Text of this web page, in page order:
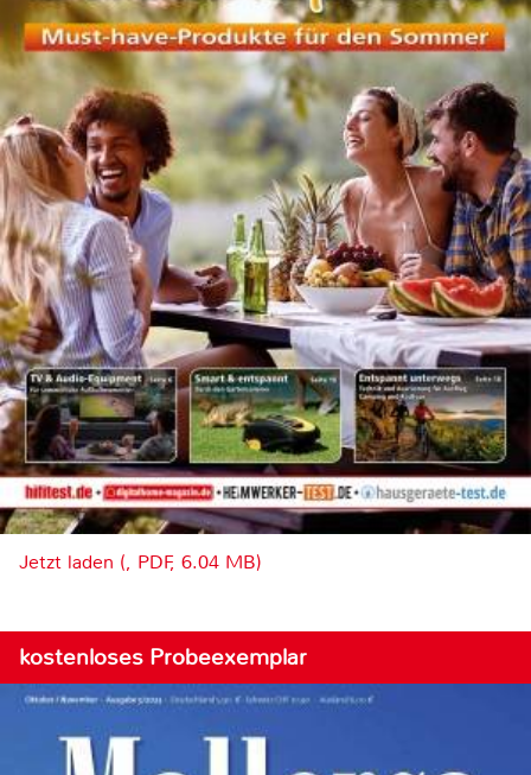
Jetzt laden (, PDF, 6.04 MB)
kostenloses Probeexemplar